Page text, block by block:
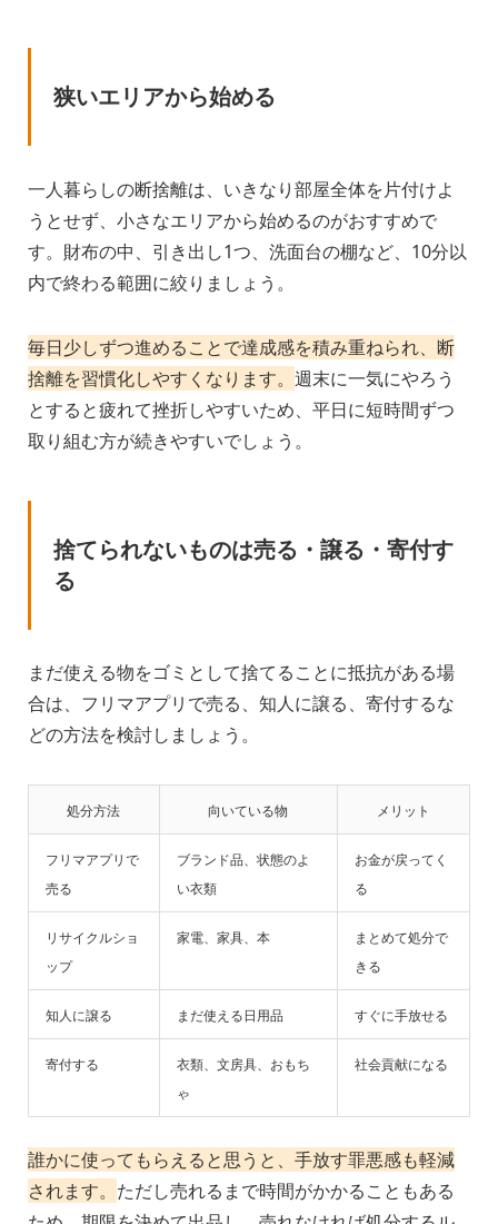
狭いエリアから始める
一人暮らしの断捨離は、いきなり部屋全体を片付けよ
うとせず、小さなエリアから始めるのがおすすめで
す。財布の中、引き出し1つ、洗面台の棚など、10分以
内で終わる範囲に絞りましょう。
毎日少しずつ進めることで達成感を積み重ねられ、断
捨離を習慣化しやすくなります。 週末に一気にやろう
とすると疲れて挫折しやすいため、平日に短時間ずつ
取り組む方が続きやすいでしょう。
捨てられないものは売る・譲る・寄付す
る
まだ使える物をゴミとして捨てることに抵抗がある場
合は、フリマアプリで売る、知人に譲る、寄付するな
どの方法を検討しましょう。
処分方法 向いている物 メリット
フリマアプリで
売る
ブランド品、状態のよ
い衣類
お金が戻ってく
る
リサイクルショ
ップ
家電、家具、本
まとめて処分で
きる
知人に譲る まだ使える日用品 すぐに手放せる
寄付する
衣類、文房具、おもち
ゃ
社会貢献になる
誰かに使ってもらえると思うと、手放す罪悪感も軽減
されます。 ただし売れるまで時間がかかることもある